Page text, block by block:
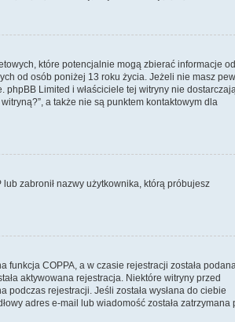
które potencjalnie mogą zbierać informacje
od osób poniżej 13 roku życia. Jeżeli nie masz
Limited i właściciele tej witryny nie dostarczają
a także nie są punktem kontaktowym dla
lub zabronił nazwy użytkownika, którą próbujesz
funkcja COPPA, a w czasie rejestracji została podana
aktywowana rejestracja. Niektóre witryny przed
rejestracji. Jeśli została wysłana do ciebie
adres e-mail lub wiadomość została zatrzymana